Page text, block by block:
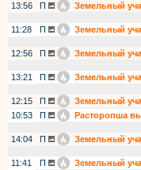
13:56
П
Земельный
11:28
П
Земельный
12:56
П
Земельный
13:21
П
Земельный
12:15
П
Земельный
10:53
П Расторопша
14:04
П
Земельный
11:41
П Земельный